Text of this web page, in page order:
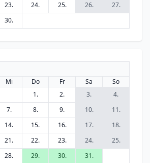
23. 24. 25. 26.
27.
30.
Mi Do Fr Sa
So
1.
2. 3.
4.
7. 8. 9. 10.
11.
14. 15. 16. 17.
18.
21. 22. 23. 24.
25.
28. 29. 30. 31.